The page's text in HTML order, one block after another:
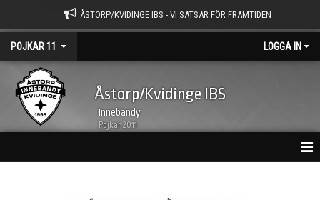
ÅSTORP/KVIDINGE IBS - VI SATSAR FÖR FRAMTIDEN
POJKAR 11 LOGGA IN
Åstorp/Kvidinge IBS
Innebandy
Pojkar 2011